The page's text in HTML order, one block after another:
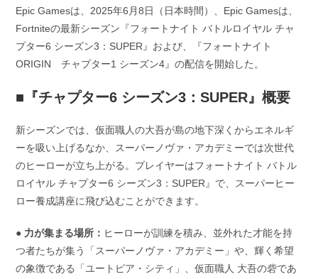
Epic Gamesは、2025年6月8日（日本時間）、Epic Gamesは、
Fortniteの最新シーズン『フォートナイト バトルロイヤル チャ
プター6 シーズン3：SUPER』および、『フォートナイト
ORIGIN チャプター1 シーズン4』の配信を開始した。
■『チャプター6 シーズン3：SUPER』概要
新シーズンでは、仮面職人の大吾が島の地下深くからエネルギ
ーを吸い上げるなか、スーパーノヴァ・アカデミーでは次世代
のヒーローが立ち上がる。プレイヤーはフォートナイト バトル
ロイヤル チャプター6 シーズン3：SUPER』で、スーパーヒー
ロー養成講座に飛び込むことができます。
● 力が集まる場所： ヒーローが訓練を積み、並外れた才能を持
つ者たちが集う「スーパーノヴァ・アカデミー」や、輝く希望
の象徴である「ユートピア・シティ」、仮面職人 大吾の砦であ